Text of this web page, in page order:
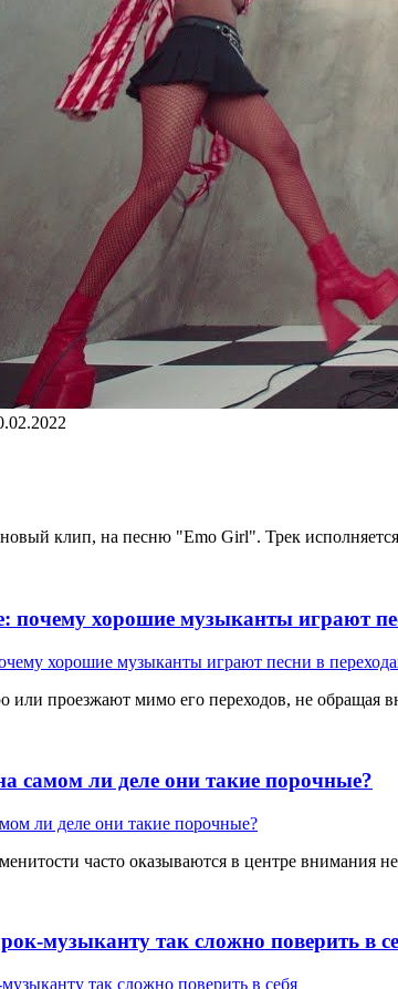
клип, на песню "Emo Girl". Трек
почему хорошие музыканты играют
или проезжают мимо его переходов, не обращая
самом ли деле они такие порочные?
часто оказываются в центре внимания
музыканту так сложно поверить в